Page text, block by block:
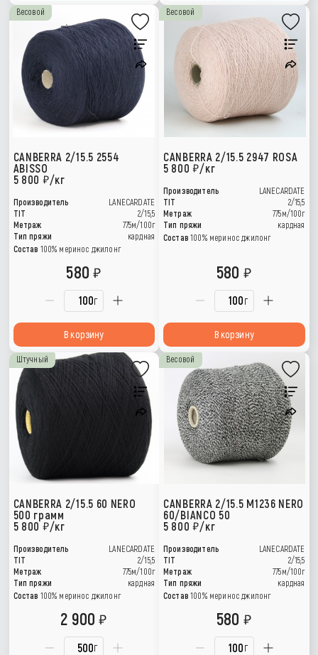
Весовой
CANBERRA 2/15.5 2554
ABISSO
5 800
/кг
Производитель
LANECARDATE
TIT
2/15,5
Метраж
775м/100г
Тип пряжи
кардная
Состав 100% меринос джилонг
г
580
В корзину
Весовой
CANBERRA 2/15.5 2947 ROSA
5 800 /кг
Производитель
LANECARDATE
TIT
2/15,5
Метраж
775м/100г
Тип пряжи
кардная
Состав 100% меринос джилонг
г
580
В корзину
Штучный
CANBERRA 2/15.5 60 NERO
500 грамм
5 800
/кг
Производитель
LANECARDATE
TIT
2/15,5
Метраж
775м/100г
Тип пряжи
кардная
Состав 100% меринос джилонг
г
2 900
Весовой
CANBERRA 2/15.5 M1236 NERO
60/BIANCO 50
5 800 /кг
Производитель
LANECARDATE
TIT
2/15,5
Метраж
775м/100г
Тип пряжи
кардная
Состав 100% меринос джилонг
г
580